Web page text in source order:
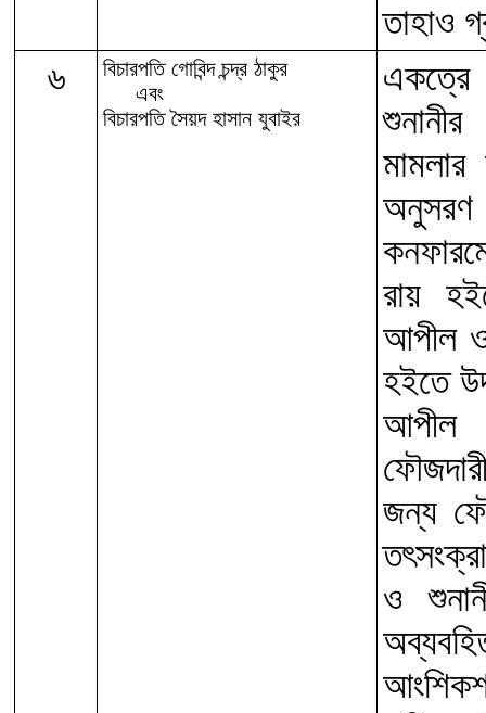
তাহাও
৬
বিচারপতি গোবিন্দ চন্দ্র ঠাকুর
এবং
বিচারপতি সৈয়দ হাসান যুবাইর
একত্রে
রায়
আপীল
হইতে
আপীল
জন্য
ও